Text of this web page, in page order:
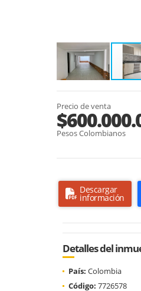
Precio de venta
Pesos Colombianos
Descargar
información
Detalles del
País: Colombia
Código: 7726578